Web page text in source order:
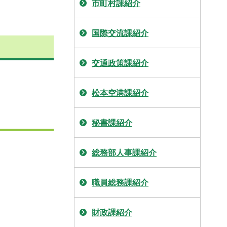
市町村課紹介
国際交流課紹介
交通政策課紹介
松本空港課紹介
秘書課紹介
総務部人事課紹介
職員総務課紹介
財政課紹介